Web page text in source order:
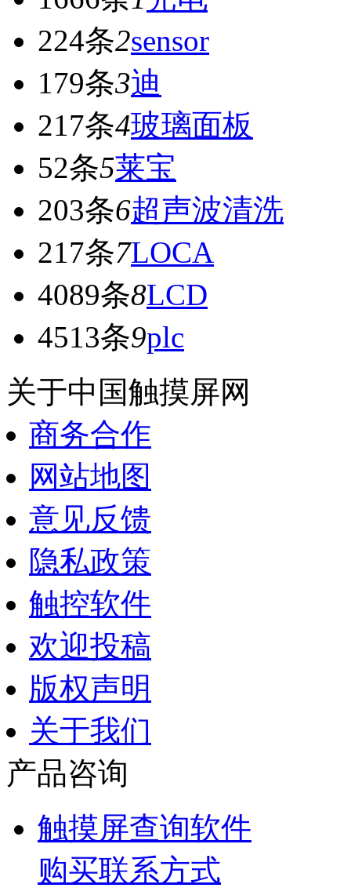
224条2sensor
179条3迪
217条4玻璃面板
52条5莱宝
203条6超声波清洗
217条7LOCA
4089条8LCD
4513条9plc
关于中国触摸屏网
商务合作
网站地图
意见反馈
隐私政策
触控软件
欢迎投稿
版权声明
关于我们
产品咨询
触摸屏查询软件
购买联系方式